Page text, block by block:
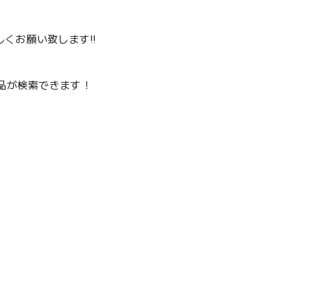
お願い致します‼️
検索できます！